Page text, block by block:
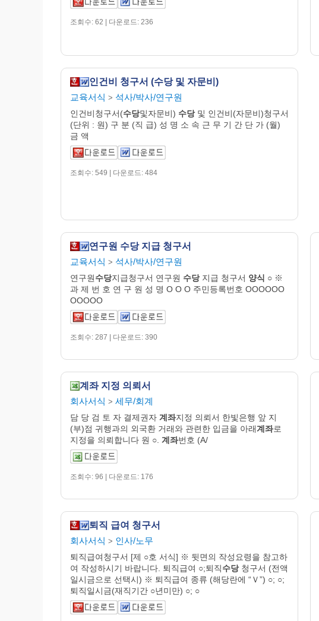
조회수: 62 | 다운로드: 236
인건비 청구서 (수당 및 자문비)
교육서식 > 석사/박사/연구원
인건비청구서(수당및자문비) 수당및 인건비(자문비)청구서
(단위 : 원) 구 분 (직 급) 성 명 소 속 근 무 기 간 단 가 (월)
금 액
조회수: 549 | 다운로드: 484
연구원 수당 지급 청구서
교육서식 > 석사/박사/연구원
연구원수당지급청구서 연구원 수당지급 청구서 양식 ○ ※
과 제 번 호 연 구 원 성 명 O O O 주민등록번호 OOOOOO
OOOOO
조회수: 287 | 다운로드: 390
계좌 지정 의뢰서
회사서식 > 세무/회계
담 당 검 토 자 결제권자 계좌지정 의뢰서 한빛은행 앞 지
(부)점 귀행과의 외국환 거래와 관련한 입금을 아래계좌로
지정을 의뢰합니다 원 ○. 계좌번호 (A/
조회수: 96 | 다운로드: 176
퇴직 급여 청구서
회사서식 > 인사/노무
퇴직급여청구서 [제 ○호 서식] ※ 뒷면의 작성요령을 참고하
여 작성하시기 바랍니다. 퇴직급여 ○;퇴직수당청구서 (전액
일시금으로 선택시) ※ 퇴직급여 종류 (해당란에 “Ｖ”) ○; ○;
퇴직일시금(재직기간 ○년미만) ○; ○